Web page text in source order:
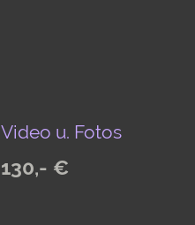
Video u. Fotos
130,- €